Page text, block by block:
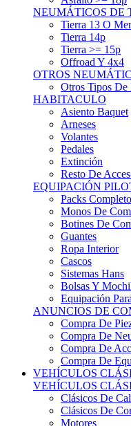
Tierra 13 O
Tierra 14p
Tierra >= 15p
Offroad Y 4x4
OTROS
Otros Tipos De
HABITACULO
Asiento Baquet
Arneses
Volantes
Pedales
Extinción
Resto De
EQUIPACIÓN
Packs
Monos De
Botines De
Guantes
Ropa Interior
Cascos
Sistemas Hans
Bolsas Y
Equipación
ANUNCIOS DE
Compra De
Compra De
Compra De
Compra De
VEHÍCULOS
VEHÍCULOS
Clásicos De
Clásicos De
Motores
Cajas De